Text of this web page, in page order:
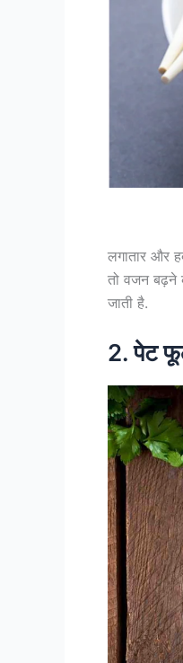
लगातार और
तो वजन बढ़ने
जाती है.
2. पेट